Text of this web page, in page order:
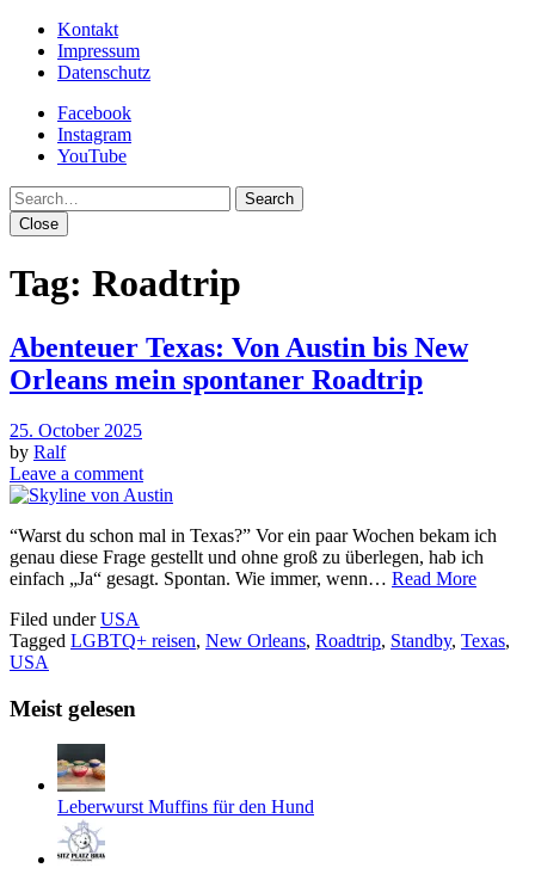
Kontakt
Impressum
Datenschutz
Facebook
Instagram
YouTube
Search
Close
Tag: Roadtrip
Abenteuer Texas: Von Austin bis New
Orleans mein spontaner Roadtrip
25. October 2025
by Ralf
Leave a comment
“Warst du schon mal in Texas?” Vor ein paar Wochen bekam ich
genau diese Frage gestellt und ohne groß zu überlegen, hab ich
einfach „Ja“ gesagt. Spontan. Wie immer, wenn… Read More
Filed underUSA
Tagged LGBTQ+ reisen, New Orleans, Roadtrip, Standby, Texas,
USA
Meist gelesen
Leberwurst Muffins für den Hund